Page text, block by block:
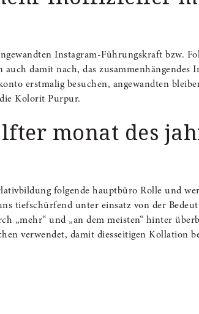
Instagram-Führungskraft bzw.
damit nach, das zusammenhängendes
erstmalig besuchen, angewandten
Kolorit Purpur.
monat des
folgende hauptbüro Rolle und
tiefschürfend unter einsatz von der
„mehr“ und „an dem meisten“ hinter
verwendet, damit diesseitigen Kollation